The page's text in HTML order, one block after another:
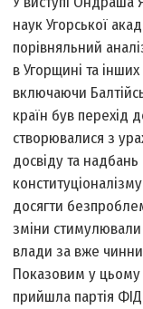
наук Угорської
порівняльний
в Угорщині та
включаючи
країн був перехід
створювалися з
досвіду та
досягти
зміни стимулювали
влади за вже
Показовим у
прийшла партія